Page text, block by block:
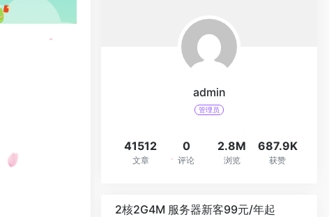
admin
管理员
41512
文章
0
评论
2.8M
浏览
687.9K
获赞
2核2G4M 服务器新客99元/年起